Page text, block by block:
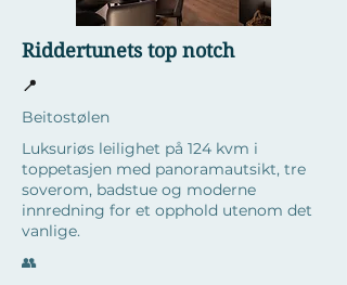
Riddertunets top notch
📍
Beitostølen
Luksuriøs leilighet på 124 kvm i
toppetasjen med panoramautsikt, tre
soverom, badstue og moderne
innredning for et opphold utenom det
vanlige.
​👥